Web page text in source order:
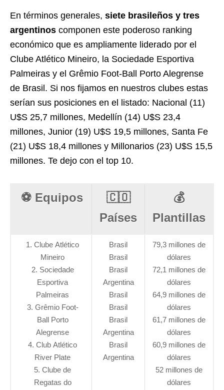
En términos generales, siete brasileños y tres
argentinos componen este poderoso ranking
económico que es ampliamente liderado por el
Clube Atlético Mineiro, la Sociedade Esportiva
Palmeiras y el Grêmio Foot-Ball Porto Alegrense
de Brasil. Si nos fijamos en nuestros clubes estas
serían sus posiciones en el listado: Nacional (11)
U$S 25,7 millones, Medellín (14) U$S 23,4
millones, Junior (19) U$S 19,5 millones, Santa Fe
(21) U$S 18,4 millones y Millonarios (23) U$S 15,5
millones. Te dejo con el top 10.
⚽️ Equipos
🇨🇴
Países
💰
Plantillas
1. Clube Atlético
Mineiro
2. Sociedade
Esportiva
Palmeiras
3. Grêmio Foot-
Ball Porto
Alegrense
4. Club Atlético
River Plate
5. Clube de
Regatas do
Brasil
Brasil
Brasil
Argentina
Brasil
Brasil
Brasil
Argentina
Brasil
Argentina
79,3 millones de
dólares
72,1 millones de
dólares
64,9 millones de
dólares
61,7 millones de
dólares
60,9 millones de
dólares
52 millones de
dólares